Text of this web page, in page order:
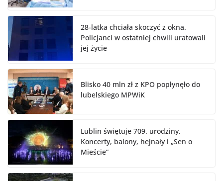
28-latka chciała skoczyć z okna.
Policjanci w ostatniej chwili uratowali
jej życie
Blisko 40 mln zł z KPO popłynęło do
lubelskiego MPWiK
Lublin świętuje 709. urodziny.
Koncerty, balony, hejnały i „Sen o
Mieście”